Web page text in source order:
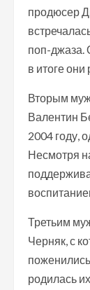
продюсер
поп-джаза.
в итоге они
Вторым
Валентин
2004 году,
Несмотря
Третьим
Черняк, с
родилась